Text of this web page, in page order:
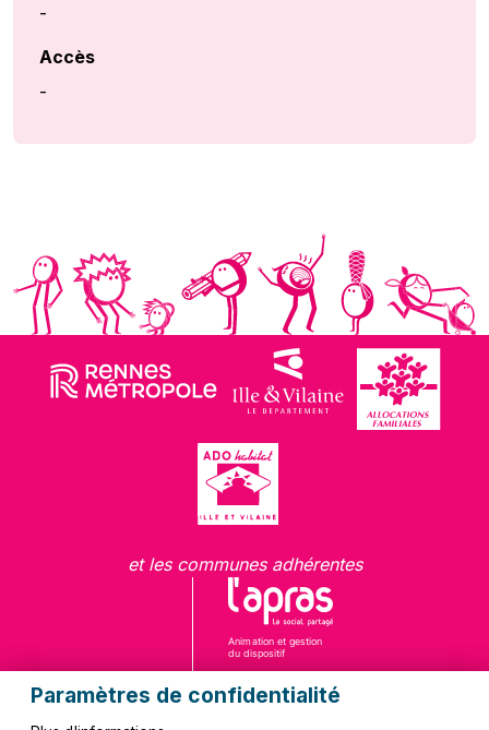
-
Accès
-
Paramètres de confidentialité
et les communes adhérentes